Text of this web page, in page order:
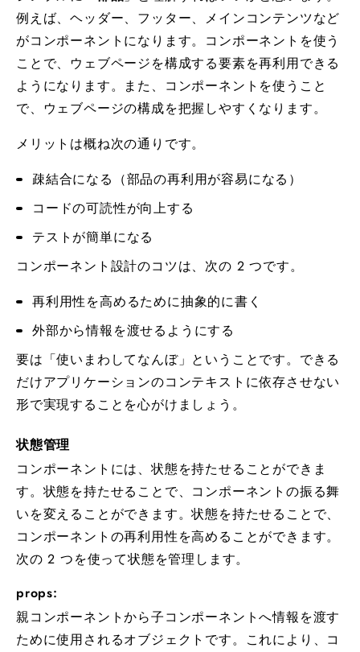
例えば、ヘッダー、フッター、メインコンテンツなど
がコンポーネントになります。コンポーネントを使う
ことで、ウェブページを構成する要素を再利用できる
ようになります。また、コンポーネントを使うこと
で、ウェブページの構成を把握しやすくなります。
メリットは概ね次の通りです。
疎結合になる（部品の再利用が容易になる）
コードの可読性が向上する
テストが簡単になる
コンポーネント設計のコツは、次の 2 つです。
再利用性を高めるために抽象的に書く
外部から情報を渡せるようにする
要は「使いまわしてなんぼ」ということです。できる
だけアプリケーションのコンテキストに依存させない
形で実現することを心がけましょう。
状態管理
コンポーネントには、状態を持たせることができま
す。状態を持たせることで、コンポーネントの振る舞
いを変えることができます。状態を持たせることで、
コンポーネントの再利用性を高めることができます。
次の 2 つを使って状態を管理します。
props:
親コンポーネントから子コンポーネントへ情報を渡す
ために使用されるオブジェクトです。これにより、コ